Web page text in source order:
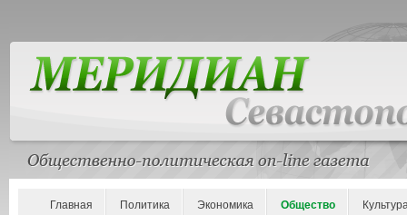
Главная Политика Экономика Общество